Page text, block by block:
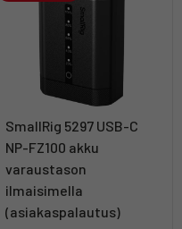
SmallRig 5297 USB-C
NP-FZ100 akku
varaustason
ilmaisimella
(asiakaspalautus)